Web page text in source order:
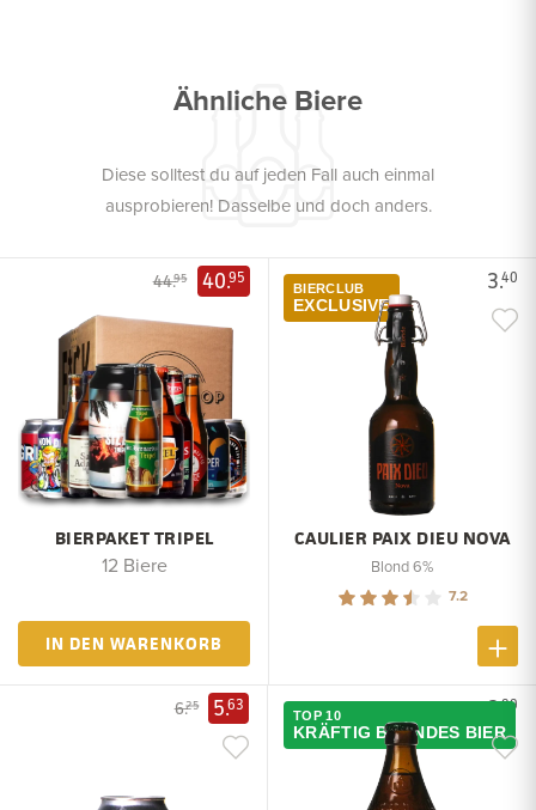
Ähnliche Biere
Diese solltest du auf jeden Fall auch einmal
ausprobieren! Dasselbe und doch anders.
44.95 40.95
BIERPAKET TRIPEL
12 Biere
IN DEN WARENKORB
3.40
BIERCLUB
EXCLUSIVE
CAULIER PAIX DIEU NOVA
Blond 6%
7.2
6.25 5.63 2.99
TOP 10
KRÄFTIG BLONDES BIER